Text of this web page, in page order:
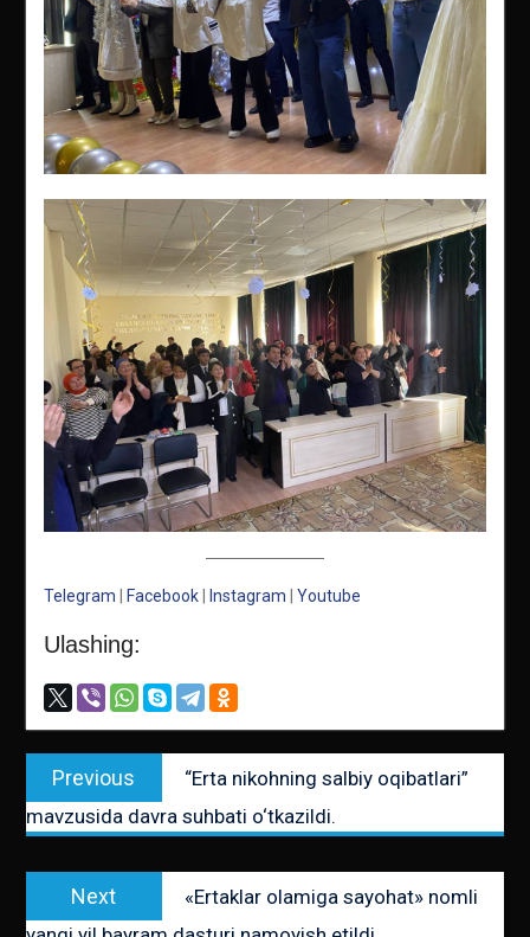
Telegram Facebook| Instagram Youtube
Ulashing:
Post
menyusi
Previous
Previous
post:
“Erta nikohning salbiy oqibatlari”
mavzusida davra suhbati o‘tkazildi.
Next
post:
«Ertaklar olamiga sayohat» nomli